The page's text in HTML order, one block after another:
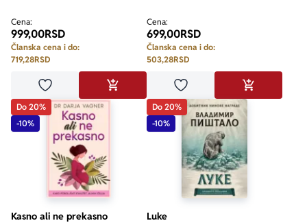
Cena:
999,00RSD
Članska cena i do:
719,28RSD
Dodaj u omiljeneDODAJ U KORPU
Cena:
699,00RSD
Članska cena i do:
503,28RSD
Dodaj u omiljeneDODAJ U
Do 20%
-10%
Kasno ali ne prekasno
Do 20%
-10%
Luke